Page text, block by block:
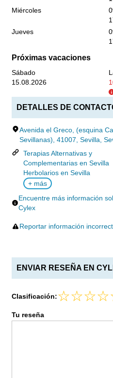
Miércoles
Jueves
Próximas vacaciones
Sábado
15.08.2026
DETALLES DE
Avenida el Greco, (esquina
Sevillanas), 41007, Sevilla,
Terapias Alternativas y
Complementarias en Sevilla
Herbolarios en Sevilla
+ más
Encuentre más información
Cylex
Reportar información
ENVIAR RESEÑA EN
Clasificación:
Tu reseña